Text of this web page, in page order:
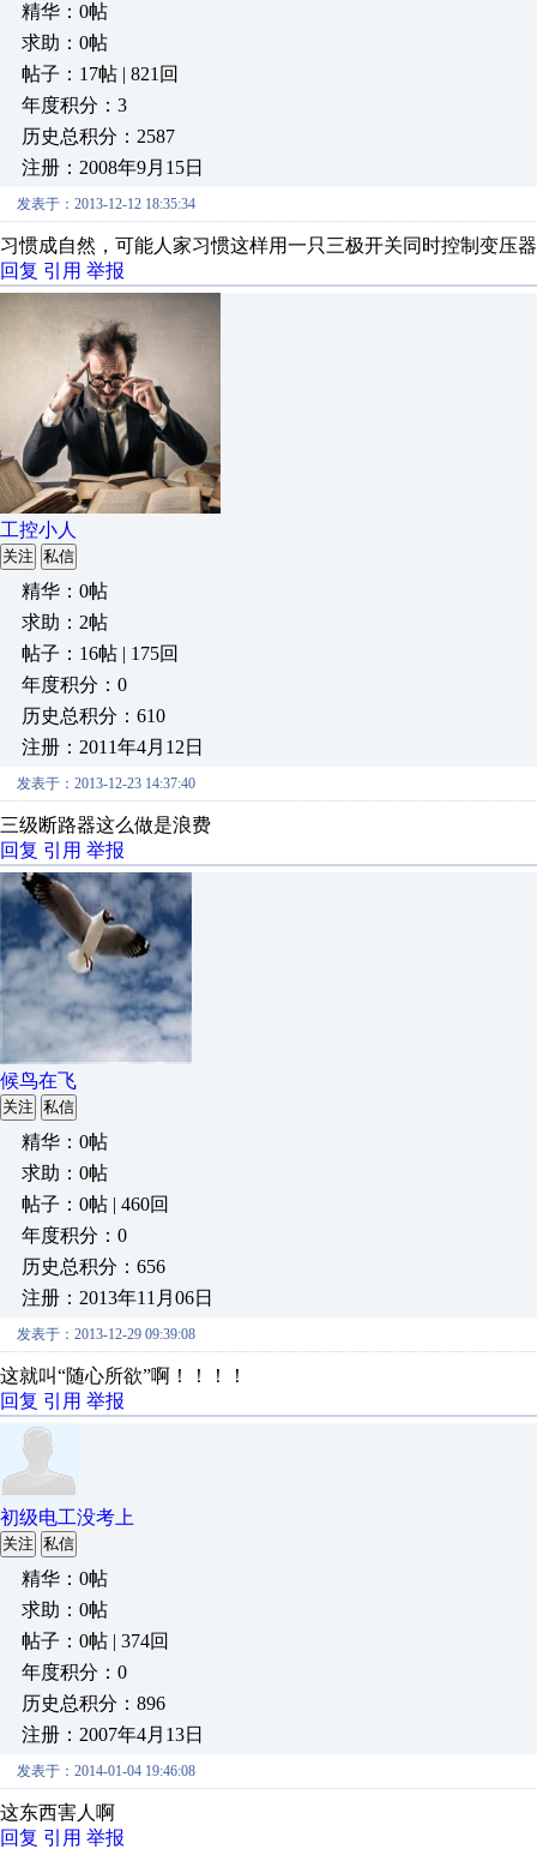
精华：0帖
求助：0帖
帖子：17帖 | 821回
年度积分：3
历史总积分：2587
注册：2008年9月15日
发表于：2013-12-12 18:35:34
习惯成自然，可能人家习惯这样用一只三极开关同时控制变压
回复 引用 举报
工控小人
关注 私信
精华：0帖
求助：2帖
帖子：16帖 | 175回
年度积分：0
历史总积分：610
注册：2011年4月12日
发表于：2013-12-23 14:37:40
三级断路器这么做是浪费
回复 引用 举报
候鸟在飞
关注 私信
精华：0帖
求助：0帖
帖子：0帖 | 460回
年度积分：0
历史总积分：656
注册：2013年11月06日
发表于：2013-12-29 09:39:08
这就叫“随心所欲”啊！！！！
回复 引用 举报
初级电工没考上
关注 私信
精华：0帖
求助：0帖
帖子：0帖 | 374回
年度积分：0
历史总积分：896
注册：2007年4月13日
发表于：2014-01-04 19:46:08
这东西害人啊
回复 引用 举报